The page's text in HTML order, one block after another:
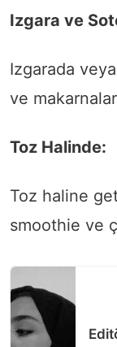
Izgara ve
Izgarada
ve
Toz Halinde:
Toz haline
smoothie ve